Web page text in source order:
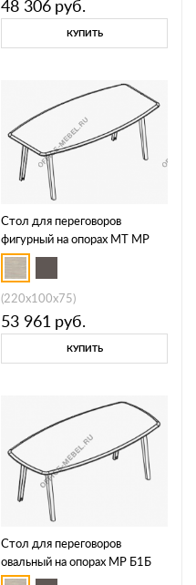
48 306 руб.
КУПИТЬ
Стол для переговоров
фигурный на опорах МТ МР
Б1Б 144
(220x100x75)
53 961 руб.
КУПИТЬ
Стол для переговоров
овальный на опорах МР Б1Б
146